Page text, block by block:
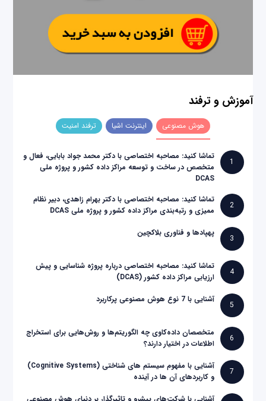
آموزش و ترفند
هوش مصنوعی اینترنت اشیا ترفند امنیت
1
تماشا کنید: مصاحبه اختصاصی با دکتر محمد جواد بابایی، فعال و
متخصص در ساخت و توسعه مراکز داده کشور و پروژه ملی
DCAS
2
تماشا کنید: مصاحبه اختصاصی با دکتر بهرام زاهدی، دبیر نظام
ممیزی و رتبه‌بندی مراکز داده کشور و پروژه ملی DCAS
3
پهپادها و فناوری بلاکچین
4
تماشا کنید: مصاحبه اختصاصی درباره پروژه شناسایی و پیش
ارزیابی مراکز داده کشور (DCAS)
5
آشنایی با 7 نوع هوش مصنوعی پرکاربرد
6
متخصصان داده‌کاوی چه الگوریتم‌ها و روش‌هایی برای استخراج
اطلاعات در اختیار دارند؟
7
آشنایی با مفهوم سیستم های شناختی (Cognitive Systems)
و کاربردهای آن ها در آینده